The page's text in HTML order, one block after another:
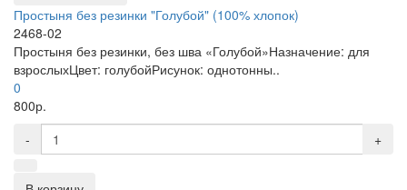
Простыня без резинки "Голубой" (100% хлопок)
2468-02
Простыня без резинки, без шва «Голубой»Назначение: для
взрослыхЦвет: голубойРисунок: однотонны..
0
800р.
-
+